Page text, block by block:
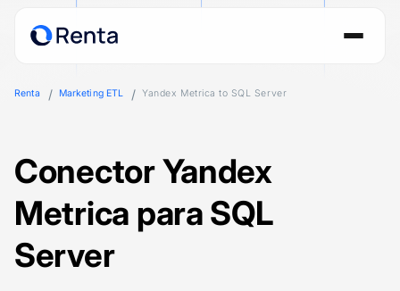
Renta Marketing ETL Yandex Metrica to SQL Server
Conector Yandex
Metrica para SQL
Server